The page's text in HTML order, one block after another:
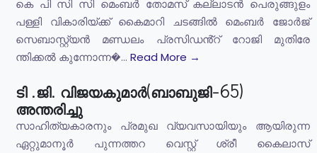
കെ പി സി സി മെംബർ തോമസ് കല്ലാടൻ പെരുങ്ങുളം
പള്ളി വികാരിയ്ക്ക് കൈമാറി ചടങ്ങിൽ മെംബർ ജോർജ്
സെബാസ്റ്റ്യൻ മണ്ഡലം പ്രസിഡൻ്റ് റോജി മുതിരേ
ന്തിക്കൽ കുന്നോന്ന�... Read More →
ടി .ജി. വിജയകുമാർ(ബാബുജി-65)
അന്തരിച്ചു
സാഹിത്യകാരനും പ്രമുഖ വ്യവസായിയും ആയിരുന്ന
ഏറ്റുമാനൂർ പുന്നത്തറ വെസ്റ്റ് ശ്രീ കൈലാസ്